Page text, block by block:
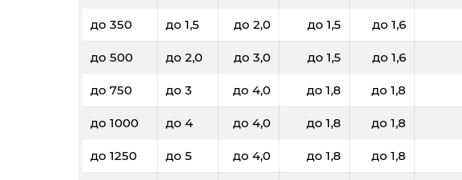
до 350 до 1,5 до 2,0 до 1,5 до 1,6
до 500 до 2,0 до 3,0 до 1,5 до 1,6
до 750 до 3 до 4,0 до 1,8 до 1,8
до 1000 до 4 до 4,0 до 1,8 до 1,8
до 1250 до 5 до 4,0 до 1,8 до 1,8